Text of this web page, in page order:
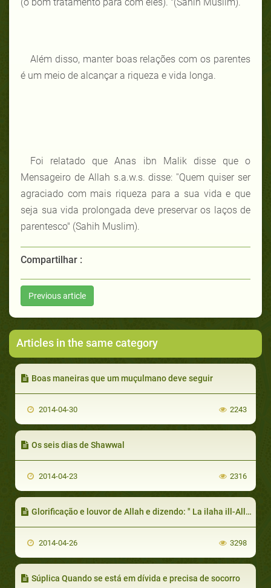
Além disso, manter boas relações com os parentes
é um meio de alcançar a riqueza e vida longa.
Foi relatado que Anas ibn Malik disse que o
Mensageiro de Allah s.a.w.s. disse: ''Quem quiser ser
agraciado com mais riqueza para a sua vida e que
seja sua vida prolongada deve preservar os laços de
parentesco" (Sahih Muslim).
Compartilhar :
Previous article
Articles in the same category
Boas maneiras que um muçulmano deve seguir
2014-04-30 2243
Os seis dias de Shawwal
2014-04-23 2316
Glorificação e louvor de Allah e dizendo: " La ilaha ill-Allah"
2014-04-26 3298
Súplica Quando se está em dívida e precisa de socorro